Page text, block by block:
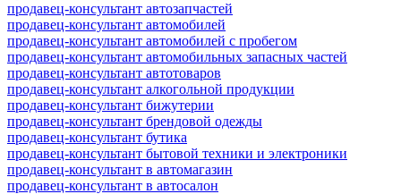
продавец-консультант автозапчастей
продавец-консультант автомобилей
продавец-консультант автомобилей с пробегом
продавец-консультант автомобильных запасных частей
продавец-консультант автотоваров
продавец-консультант алкогольной продукции
продавец-консультант бижутерии
продавец-консультант брендовой одежды
продавец-консультант бутика
продавец-консультант бытовой техники и электроники
продавец-консультант в автомагазин
продавец-консультант в автосалон